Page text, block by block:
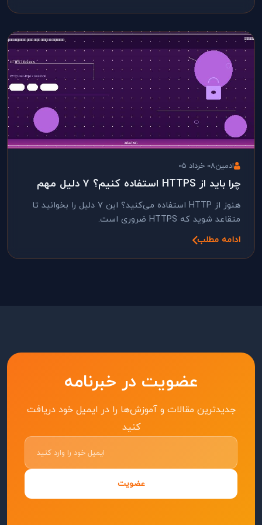
ادمین08 خرداد 05
چرا باید از HTTPS استفاده کنیم؟ ۷ دلیل مهم
هنوز از HTTP استفاده می‌کنید؟ این ۷ دلیل را بخوانید تا
متقاعد شوید که HTTPS ضروری است.
ادامه مطلب
عضویت در خبرنامه
جدیدترین مقالات و آموزش‌ها را در ایمیل خود دریافت
کنید
عضویت